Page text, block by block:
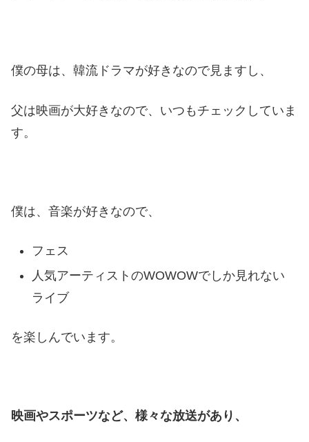
僕の母は、韓流ドラマが好きなので見ますし、
父は映画が大好きなので、いつもチェックしていま
す。
僕は、音楽が好きなので、
フェス
人気アーティストのWOWOWでしか見れない
ライブ
を楽しんでいます。
映画やスポーツなど、様々な放送があり、